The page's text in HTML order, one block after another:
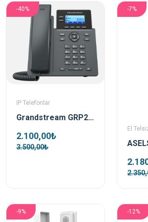
-40%
IP Telefonlar
Grandstream GRP2602P Poe Destekli Ip Telefon
2.100,00₺
3.500,00₺
-7%
El
-9% -12%